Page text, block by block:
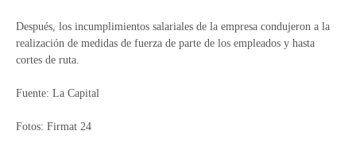
Después, los incumplimientos salariales de la empresa condujeron a la
realización de medidas de fuerza de parte de los empleados y hasta
cortes de ruta.
Fuente: La Capital
Fotos: Firmat 24